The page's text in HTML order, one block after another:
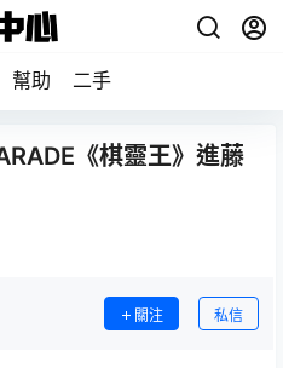
幫助 二手
《棋靈王》進藤
關注 私信